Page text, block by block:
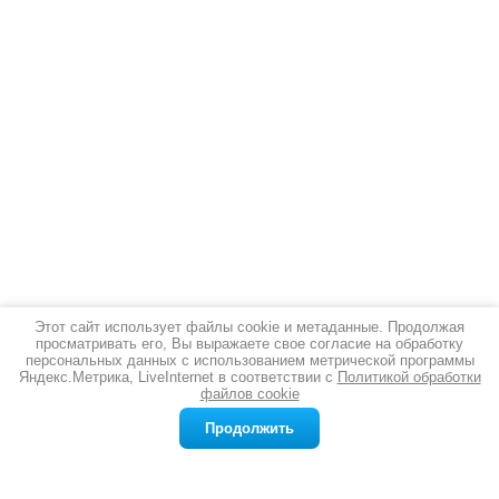
Новостивсе новости
Серебряная стопка: благородный аксессуар для истинных ценителей
Ищете подарок, который впечатлит
Этот сайт использует файлы cookie и метаданные. Продолжая
просматривать его, Вы выражаете свое согласие на обработку
персональных данных с использованием метрической программы
Яндекс.Метрика, LiveInternet в соответствии с Политикой обработки
файлов cookie
Продолжить